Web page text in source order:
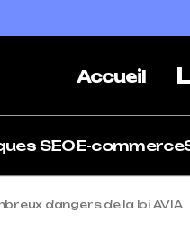
Accueil
SEOE-commerce
dangers de la loi AVIA